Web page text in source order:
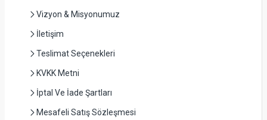
Vizyon & Misyonumuz
İletişim
Teslimat Seçenekleri
KVKK Metni
İptal Ve İade Şartları
Mesafeli Satış Sözleşmesi